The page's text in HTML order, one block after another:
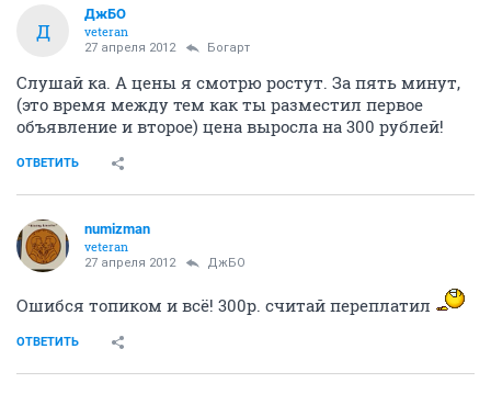
Д
ДжБО
veteran
27 апреля 2012 Богарт
Слушай ка. А цены я смотрю ростут. За пять минут,
(это время между тем как ты разместил первое
объявление и второе) цена выросла на 300 рублей!
ОТВЕТИТЬ
numizman
veteran
27 апреля 2012 ДжБО
Ошибся топиком и всё! 300р. считай переплатил
ОТВЕТИТЬ